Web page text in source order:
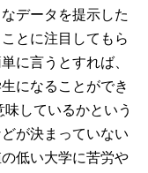
データを提示した
ことに注目してもら
に言うとすれば、
になることができ
しているかという
が決まっていない
低い大学に苦労や